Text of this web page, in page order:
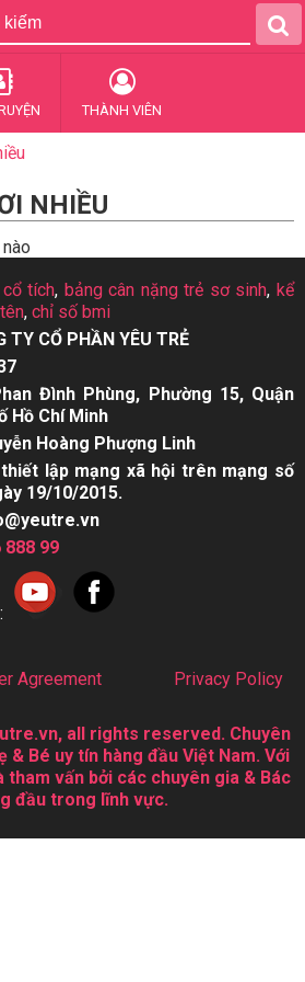
THÀNH VIÊN
NHIỀU
cổ tích, bảng cân nặng trẻ sơ sinh,kể
, chỉ số bmi
TY CỔ PHẦN YÊU TRẺ
Đình Phùng, Phường 15, Quận
Hồ Chí Minh
Hoàng Phượng Linh
thiết lập mạng xã hội trên mạng số
19/10/2015.
888 99
Agreement
Privacy Policy
all rights reserved. Chuyên
& Bé uy tín hàng đầu Việt Nam. Với
tham vấn bởi các chuyên gia & Bác
đầu trong lĩnh vực.